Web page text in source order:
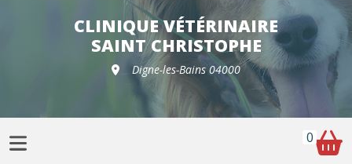
Sélection de croquettes vétérinaire
CLINIQUE VÉTÉRINAIRE
SAINT CHRISTOPHE
Digne-les-Bains 04000
0